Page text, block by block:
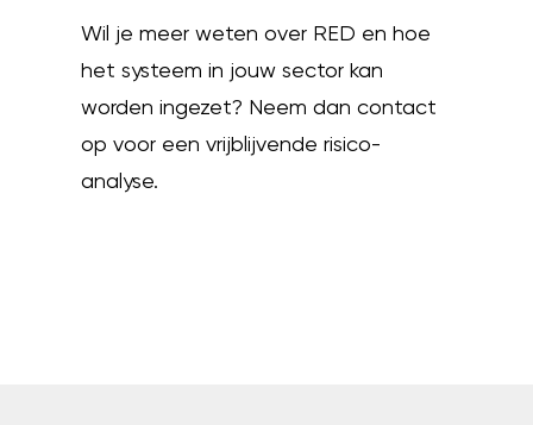
Wil je meer weten over RED en hoe
het systeem in jouw sector kan
worden ingezet? Neem dan contact
op voor een vrijblijvende risico-
analyse.